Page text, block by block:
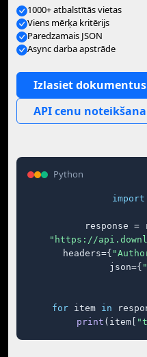
1000+ atbalstītās vietas
Viens mērķa kritērijs
Paredzamais JSON
Async darba apstrāde
Izlasiet dokumentus
API cenu noteikšana
Python
import
response =
"https://
    headers={
    json={
for item in
print (item[